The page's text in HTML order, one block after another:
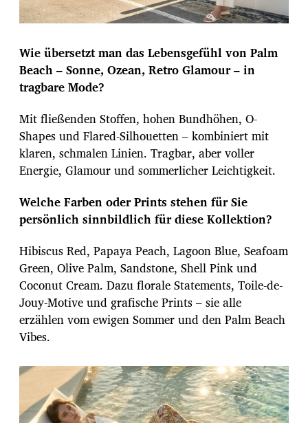
Wie übersetzt man das Lebensgefühl von Palm
Beach – Sonne, Ozean, Retro Glamour – in
tragbare Mode?
Mit fließenden Stoffen, hohen Bundhöhen, O-
Shapes und Flared-Silhouetten – kombiniert mit
klaren, schmalen Linien. Tragbar, aber voller
Energie, Glamour und sommerlicher Leichtigkeit.
Welche Farben oder Prints stehen für Sie
persönlich sinnbildlich für diese Kollektion?
Hibiscus Red, Papaya Peach, Lagoon Blue, Seafoam
Green, Olive Palm, Sandstone, Shell Pink und
Coconut Cream. Dazu florale Statements, Toile-de-
Jouy-Motive und grafische Prints – sie alle
erzählen vom ewigen Sommer und den Palm Beach
Vibes.